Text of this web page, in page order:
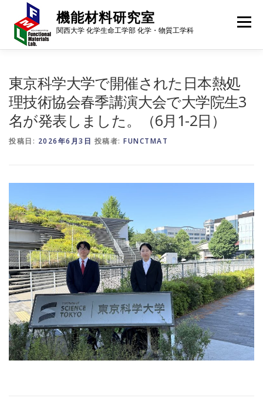
ツ
機能材料研究室
関西大学 化学生命工学部 化学・物質工学科
メニュー
ギャラリー 行事予定 アクセス ニュース
東京科学大学で開催された日本熱処
理技術協会春季講演大会で大学院生3
名が発表しました。（6月1-2日）
投稿日: 2026年6月3日 投稿者: FUNCTMAT